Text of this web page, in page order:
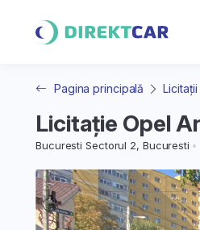
Pagina principală Licitații
Licitație Opel
Bucuresti Sectorul 2, Bucuresti